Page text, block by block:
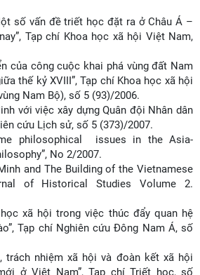
số vấn đề triết học đặt ra ở Châu Á –
Tạp chí Khoa học xã hội Việt Nam,
của công cuộc khai phá vùng đất Nam
thế kỷ XVIII”, Tạp chí Khoa học xã hội
Nam Bộ), số 5 (93)/2006.
với việc xây dựng Quân đội Nhân dân
cứu Lịch sử, số 5 (373)/2007.
philosophical issues in the Asia-
No 2/2007.
and The Building of the Vietnamese
of Historical Studies Volume 2.
xã hội trong việc thúc đẩy quan hệ
Tạp chí Nghiên cứu Đông Nam Á, số
trách nhiệm xã hội và đoàn kết xã hội
ở Việt Nam”, Tạp chí Triết học, số